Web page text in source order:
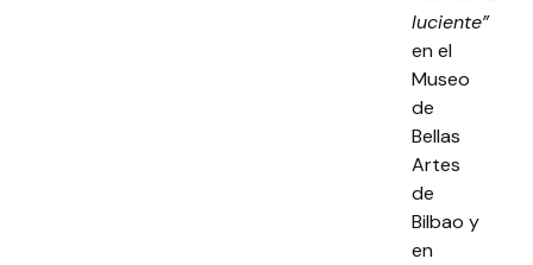
luciente”
en el
Museo
de
Bellas
Artes
de
Bilbao y
en